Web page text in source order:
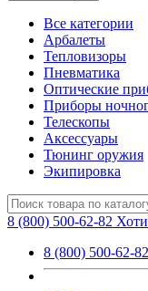
Все категории
Арбалеты
Тепловизоры
Пневматика
Оптические
Приборы
Телескопы
Аксессуары
Тюнинг оружия
Экипировка
8 (800) 500-62-82
8 (800) 500-62-82